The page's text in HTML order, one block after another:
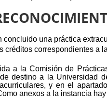
concluido una práctica
créditos correspondientes a
a la Comisión de
destino a la Universidad
y en el
anexos a la instancia